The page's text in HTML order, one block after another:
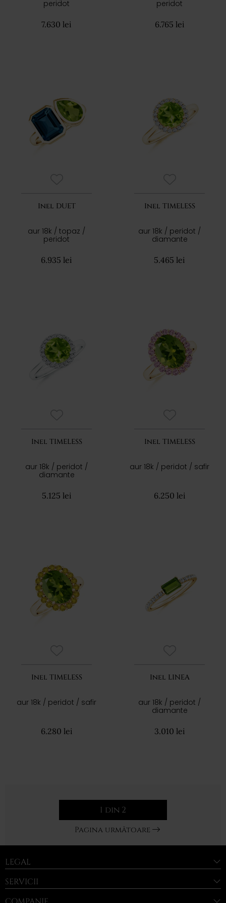
peridot
7.630 lei
peridot
6.765 lei
Inel DUET
aur 18k / topaz /
peridot
6.935 lei
Inel TIMELESS
aur 18k / peridot /
diamante
5.465 lei
Inel TIMELESS
aur 18k / peridot /
diamante
5.125 lei
Inel TIMELESS
aur 18k / peridot / safir
6.250 lei
Inel TIMELESS
aur 18k / peridot / safir
6.280 lei
Inel LINEA
aur 18k / peridot /
diamante
3.010 lei
1 din 2
Pagina următoare
LEGAL
SERVICII